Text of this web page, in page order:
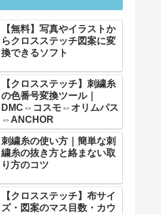
【無料】写真やイラストか
らクロスステッチ図案に変
換できるソフト
【クロスステッチ】刺繍糸
の色番号変換ツール｜
DMC⇔コスモ⇔オリムパス
⇔ANCHOR
刺繍糸の使い方｜簡単な刺
繍糸の抜き方と絡まない取
り方のコツ
【クロスステッチ】布サイ
ズ・図案のマス目数・カウ